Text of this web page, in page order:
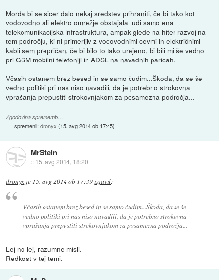
Morda bi se sicer dalo nekaj sredstev prihraniti, če bi tako kot
vodovodno ali elektro omrežje obstajala tudi samo ena
telekomunikacijska infrastruktura, ampak glede na hiter razvoj na
tem področju, ki ni primerljiv z vodovodnimi cevmi in električnimi
kabli sem prepričan, če bi bilo to tako urejeno, bi bili mi še vedno
pri GSM mobilni telefoniji in ADSL na navadnih paricah.
Včasih ostanem brez besed in se samo čudim...Škoda, da se še
vedno politiki pri nas niso navadili, da je potrebno strokovna
vprašanja prepustiti strokovnjakom za posamezna področja...
Zgodovina sprememb…
spremenil:dronyx (15. avg 2014 ob 17:45)
MrStein
:: 15. avg 2014, 18:20
dronyx je 15. avg 2014 ob 17:39izjavil:
Včasih ostanem brez besed in se samo čudim...Škoda, da se še
vedno politiki pri nas niso navadili, da je potrebno strokovna
vprašanja prepustiti strokovnjakom za posamezna področja...
Lej no lej, razumne misli.
Redkost v tej temi.